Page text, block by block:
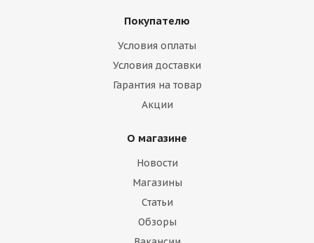
Подробнее
Покупателю
Условия оплаты
Условия доставки
Гарантия на товар
Акции
О магазине
Новости
Магазины
Статьи
Обзоры